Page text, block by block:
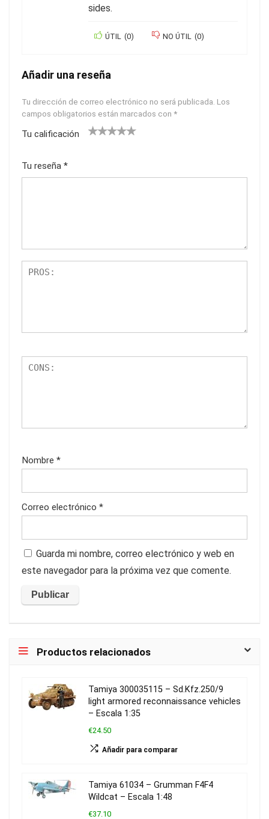
sides.
ÚTIL (0) NO ÚTIL (0)
Añadir una reseña
Tu dirección de correo electrónico no será publicada. Los
campos obligatorios están marcados con *
Tu calificación
Tu reseña *
Nombre *
Correo electrónico *
Guarda mi nombre, correo electrónico y web en
este navegador para la próxima vez que comente.
Productos relacionados
Tamiya 300035115 – Sd.Kfz.250/9
light armored reconnaissance vehicles
– Escala 1:35
€24.50
Añadir para comparar
Tamiya 61034 – Grumman F4F4
Wildcat – Escala 1:48
€37.10